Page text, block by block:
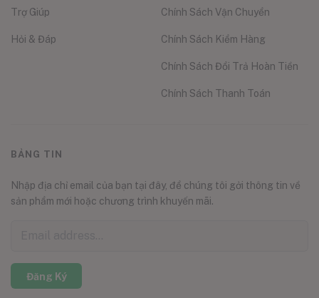
Trợ Giúp
Hỏi & Đáp
Chính Sách Vận Chuyển
Chính Sách Kiểm Hàng
Chính Sách Đổi Trả Hoàn Tiền
Chính Sách Thanh Toán
BẢNG TIN
Nhập địa chỉ email của bạn tại đây, để chúng tôi gởi thông tin về
sản phẩm mới hoặc chương trình khuyến mãi.
Đăng Ký